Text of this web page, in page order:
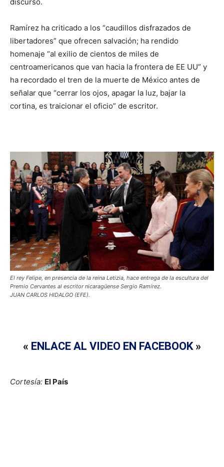
Ramírez ha criticado a los “caudillos disfrazados de
libertadores” que ofrecen salvación; ha rendido
homenaje “al exilio de cientos de miles de
centroamericanos que van hacia la frontera de EE UU” y
ha recordado el tren de la muerte de México antes de
señalar que “cerrar los ojos, apagar la luz, bajar la
cortina, es traicionar el oficio” de escritor.
El rey Felipe, en presencia de la reina Letizia, hace entrega de la escultura del
Premio Cervantes al escritor nicaragüense Sergio Ramírez.
JUAN CARLOS HIDALGO (EFE).
« ENLACE AL VIDEO EN FACEBOOK»
Cortesía: El País